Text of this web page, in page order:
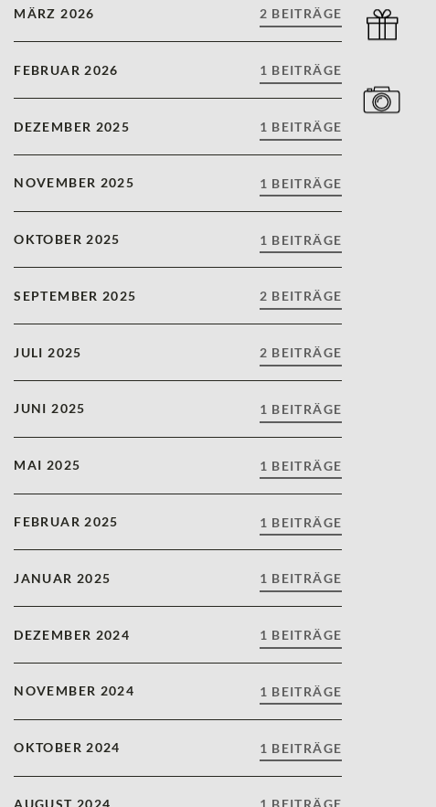
MÄRZ 2026 2 BEITRÄGE
FEBRUAR 2026 1 BEITRÄGE
DEZEMBER 2025 1 BEITRÄGE
NOVEMBER 2025 1 BEITRÄGE
OKTOBER 2025 1 BEITRÄGE
SEPTEMBER 2025 2 BEITRÄGE
JULI 2025 2 BEITRÄGE
JUNI 2025 1 BEITRÄGE
MAI 2025 1 BEITRÄGE
FEBRUAR 2025 1 BEITRÄGE
JANUAR 2025 1 BEITRÄGE
DEZEMBER 2024 1 BEITRÄGE
NOVEMBER 2024 1 BEITRÄGE
OKTOBER 2024 1 BEITRÄGE
AUGUST 2024